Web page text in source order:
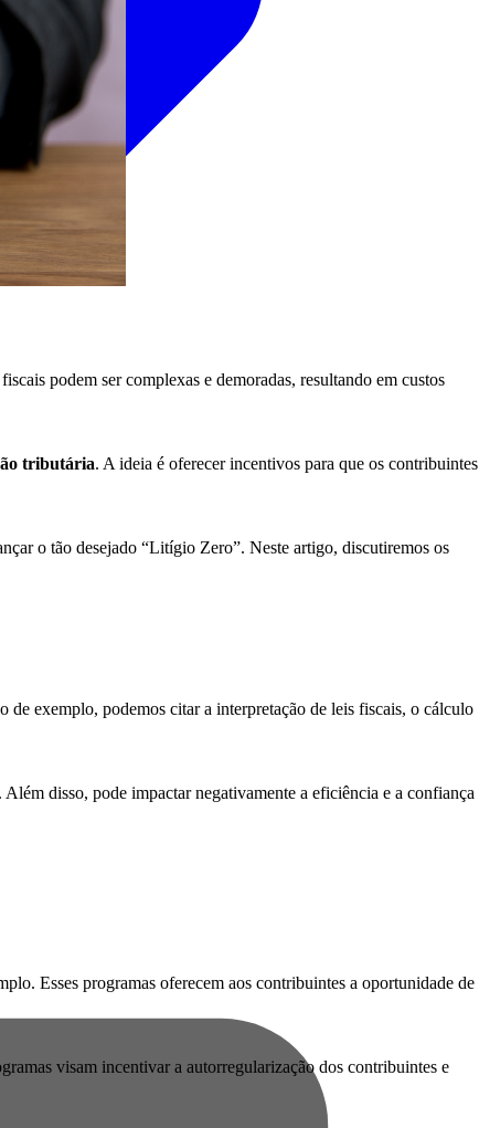
podem ser complexas e demoradas, resultando em custos
tributária. A ideia é oferecer incentivos para que os contribuintes
o tão desejado “Litígio Zero”. Neste artigo, discutiremos os
de exemplo, podemos citar a interpretação de leis fiscais, o cálculo
. Além disso, pode impactar negativamente a eficiência e a confiança
Esses programas oferecem aos contribuintes a oportunidade de
visam incentivar a autorregularização dos contribuintes e